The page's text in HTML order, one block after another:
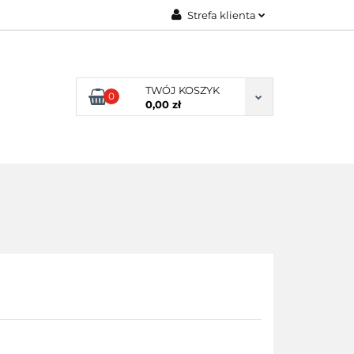
Strefa klienta
Zarejestruj się
Dodaj zgłoszenie
0
TWÓJ KOSZYK
0,00 zł
KLIENCI